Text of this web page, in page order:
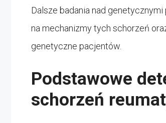
Dalsze badania nad
na mechanizmy tych schorzeń
genetyczne pacjentów.
Podstawowe
schorzeń